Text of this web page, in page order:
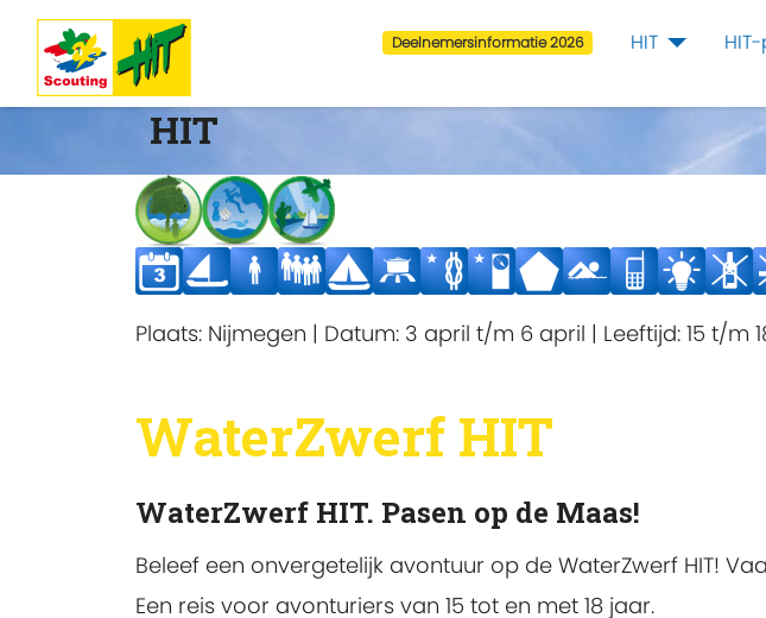
Deelnemersinformatie 2026 HIT
HIT
Plaats: Nijmegen | Datum: 3 april t/m 6 april | Leeftijd: 15 t/m
WaterZwerf HIT
WaterZwerf HIT. Pasen op de Maas!
Beleef een onvergetelijk avontuur op de WaterZwerf HIT!
Een reis voor avonturiers van 15 tot en met 18 jaar.